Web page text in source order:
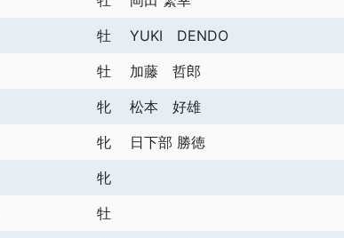
牡 YUKI DENDO
牡 加藤 哲郎
牝 松本 好雄
牝 日下部 勝徳
牝
牡